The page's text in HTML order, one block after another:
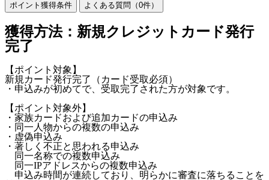
ポイント獲得条件 よくある質問（0件）
獲得方法：新規クレジットカード発行
完了
【ポイント対象】
新規カード発行完了（カード受取必須）
・申込みが初めてで、受取完了された方が対象です。
【ポイント対象外】
・家族カードおよび追加カードの申込み
・同一人物からの複数の申込み
・虚偽申込み
・著しく不正と思われる申込み
同一名称での複数申込み
同一IPアドレスからの複数申込み
申込み時間が連続しており、明らかに審査に落ちることを